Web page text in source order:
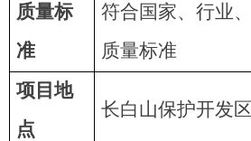
质量标
准
符合国家、行业
质量标准
项目地
点
长白山保护开发